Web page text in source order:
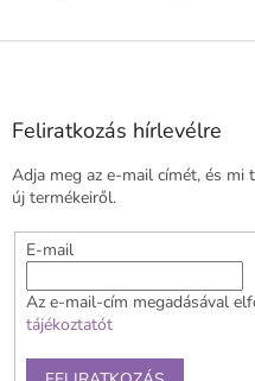
L
Feliratkozás hírlevélre
Adja meg az e-mail címét, és
új termékeiről.
E-mail
Az e-mail-cím megadásával
tájékoztatót